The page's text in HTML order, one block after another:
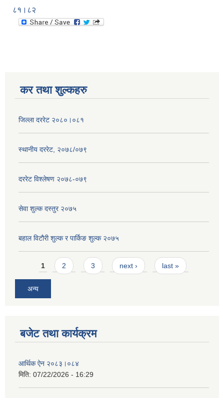
८१।८२
कर तथा शुल्कहरु
जिल्ला दररेट २०८०।०८१
स्थानीय दररेट, २०७८/०७९
दररेट विश्लेषण २०७८-०७९
सेवा शुल्क दस्तुर २०७५
बहाल विटौरी शुल्क र पार्किङ शुल्क २०७५
Pages
1 2 3 next › last »
अन्य
बजेट तथा कार्यक्रम
आर्थिक ऐन २०८३।०८४
मिति: 07/22/2026 - 16:29